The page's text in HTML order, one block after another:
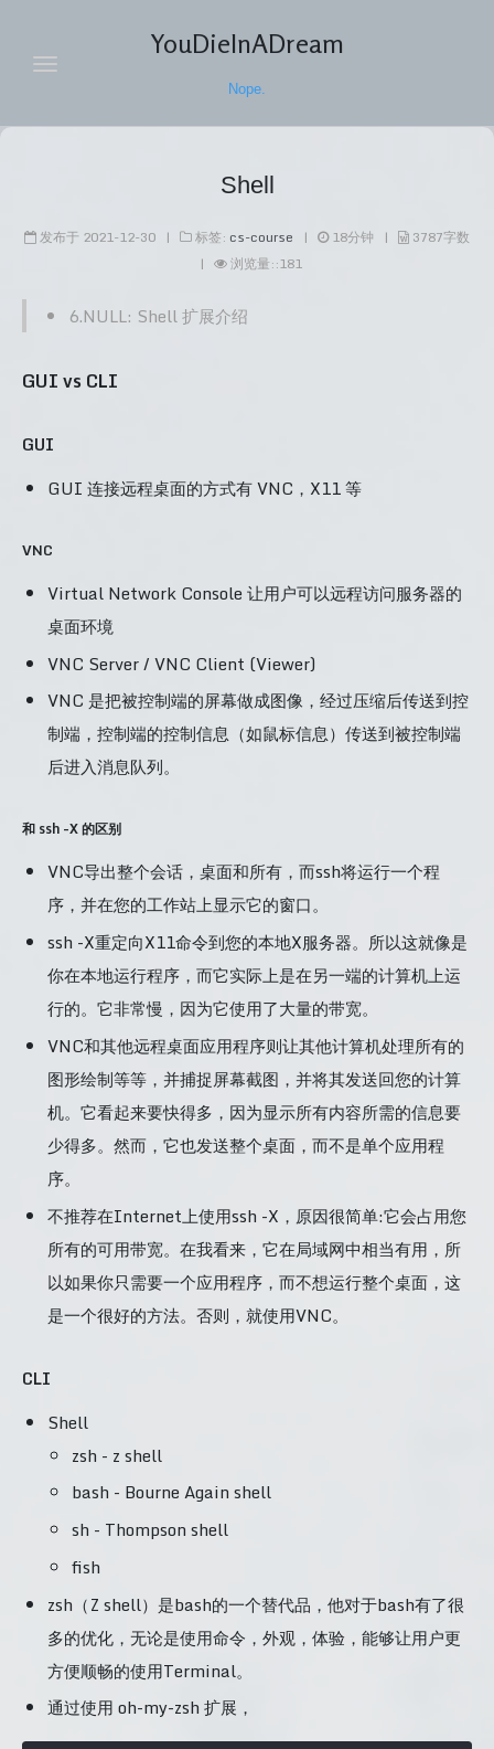
YouDieInADream
Nope.
随笔
关于
Shell
发布于 2021-12-30 | 标签: cs-course | 18分钟 | 3787字数
|
浏览量::181
6.NULL: Shell 扩展介绍
GUI vs CLI
GUI
GUI 连接远程桌面的方式有 VNC，X11 等
VNC
Virtual Network Console 让用户可以远程访问服务器的
桌面环境
VNC Server / VNC Client (Viewer)
VNC 是把被控制端的屏幕做成图像，经过压缩后传送到控
制端，控制端的控制信息（如鼠标信息）传送到被控制端
后进入消息队列。
和 ssh -X 的区别
VNC导出整个会话，桌面和所有，而ssh将运行一个程
序，并在您的工作站上显示它的窗口。
ssh -X重定向X11命令到您的本地X服务器。所以这就像是
你在本地运行程序，而它实际上是在另一端的计算机上运
行的。它非常慢，因为它使用了大量的带宽。
VNC和其他远程桌面应用程序则让其他计算机处理所有的
图形绘制等等，并捕捉屏幕截图，并将其发送回您的计算
机。它看起来要快得多，因为显示所有内容所需的信息要
少得多。然而，它也发送整个桌面，而不是单个应用程
序。
不推荐在Internet上使用ssh -X，原因很简单:它会占用您
所有的可用带宽。在我看来，它在局域网中相当有用，所
以如果你只需要一个应用程序，而不想运行整个桌面，这
是一个很好的方法。否则，就使用VNC。
CLI
Shell
zsh - z shell
bash - Bourne Again shell
sh - Thompson shell
fish
zsh（Z shell）是bash的一个替代品，他对于bash有了很
多的优化，无论是使用命令，外观，体验，能够让用户更
方便顺畅的使用Terminal。
通过使用 oh-my-zsh 扩展，